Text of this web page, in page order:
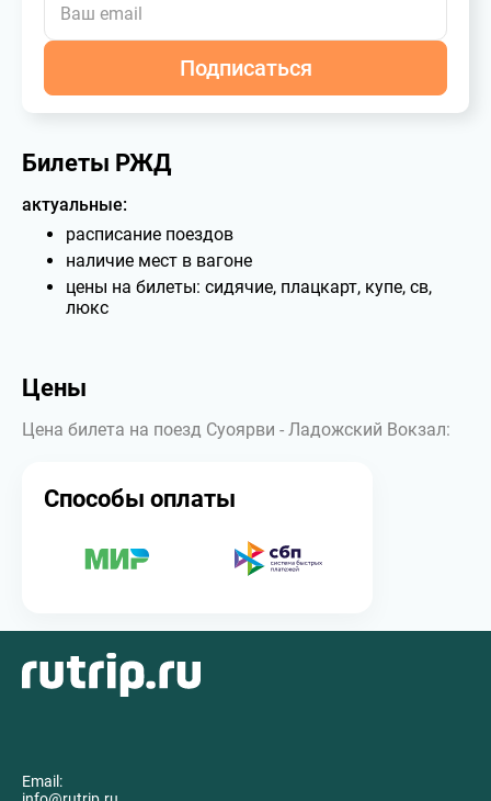
Подписаться
Билеты РЖД
актуальные:
расписание поездов
наличие мест в вагоне
цены на билеты: сидячие, плацкарт, купе, св,
люкс
Цены
Цена билета на поезд Суоярви - Ладожский Вокзал:
Способы оплаты
Email: